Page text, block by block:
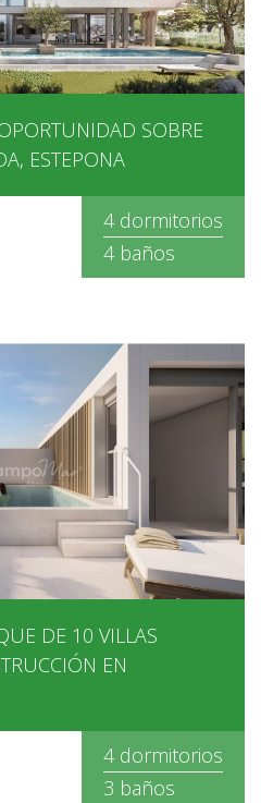
SOBRE
ESTEPONA
4 dormitorios
4 baños
DE 10 VILLAS
EN
4 dormitorios
3 baños